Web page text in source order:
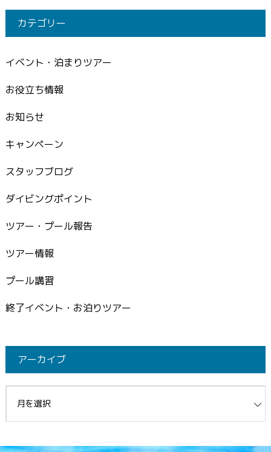
カテゴリー
イベント・泊まりツアー
お役立ち情報
お知らせ
キャンペーン
スタッフブログ
ダイビングポイント
ツアー・プール報告
ツアー情報
プール講習
終了イベント・お泊りツアー
アーカイブ